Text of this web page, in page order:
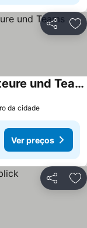
Partilhar
DZ01 Große Wohnung für Monteure und Teams
da cidade
Ver preços
Partilhar